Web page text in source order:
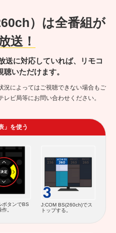
）は全番組が
送！
送に対応していれば、リモコ
いただけます。
によってはご視聴できない場合もご
ビ局等にお問い合わせください。
」を使う
ボタンでBS
。
J:COM BS(260ch)でス
トップする。